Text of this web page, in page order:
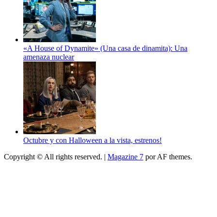
«A House of Dynamite» (Una casa de dinamita): Una
amenaza nuclear
Octubre y con Halloween a la vista, estrenos!
Copyright © All rights reserved. | Magazine 7 por AF themes.